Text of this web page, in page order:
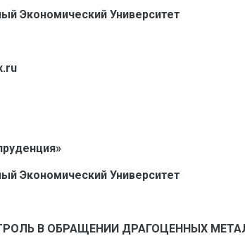
Экономический Университет
Экономический Университет
В ОБРАЩЕНИИ ДРАГОЦЕННЫХ